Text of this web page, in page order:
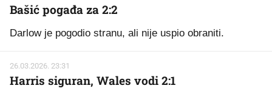
Bašić pogađa za 2:2
Darlow je pogodio stranu, ali nije uspio obraniti.
26.03.2026. 23:31
Harris siguran, Wales vodi 2:1